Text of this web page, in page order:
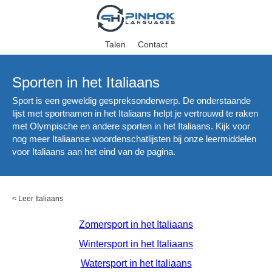
Talen Contact
Sporten in het Italiaans
Sport is een geweldig gespreksonderwerp. De onderstaande
lijst met sportnamen in het Italiaans helpt je vertrouwd te raken
met Olympische en andere sporten in het Italiaans. Kijk voor
nog meer Italiaanse woordenschatlijsten bij onze leermiddelen
voor Italiaans aan het eind van de pagina.
< Leer Italiaans
Zomersport in het Italiaans
Wintersport in het Italiaans
Watersport in het Italiaans